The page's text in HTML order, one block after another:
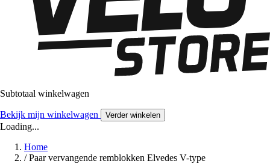
Subtotaal winkelwagen
Bekijk mijn winkelwagen Verder winkelen
Loading...
Home
/ Paar vervangende remblokken Elvedes V-type